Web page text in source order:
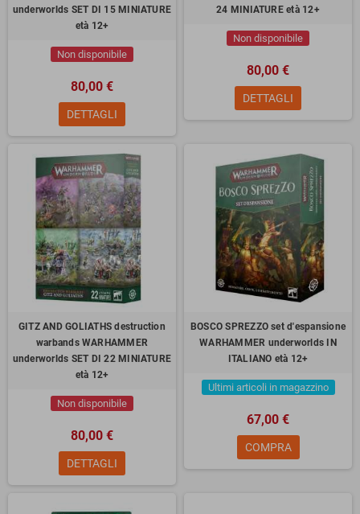
underworlds SET DI 15 MINIATURE
età 12+
Non disponibile
80,00 €
DETTAGLI
24 MINIATURE età 12+
Non disponibile
80,00 €
DETTAGLI
GITZ AND GOLIATHS destruction
warbands WARHAMMER
underworlds SET DI 22 MINIATURE
età 12+
Non disponibile
80,00 €
DETTAGLI
BOSCO SPREZZO set d'espansione
WARHAMMER underworlds IN
ITALIANO età 12+
Ultimi articoli in magazzino
67,00 €
COMPRA